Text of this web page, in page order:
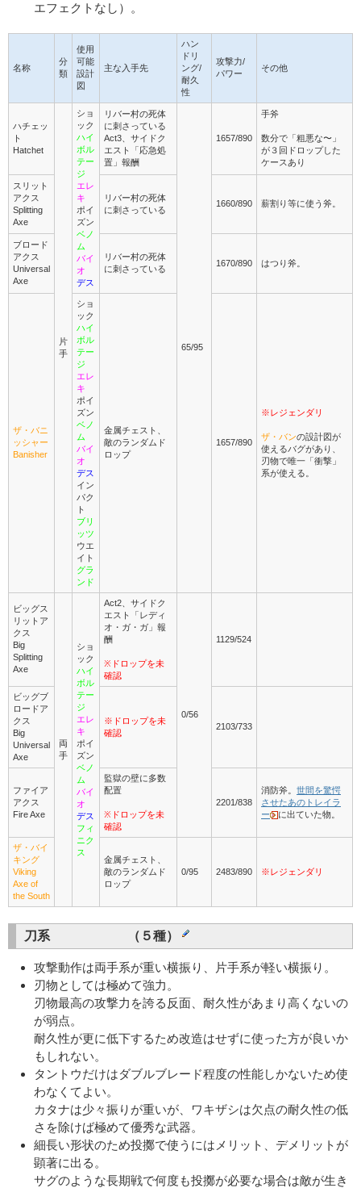
エフェクトなし）。
名称
分
類
使用
可能
設計
図
主な入手先
ハン
ドリ
ング/
耐久
性
攻撃力/
パワー
その他
ハチェッ
ト
Hatchet
片
手
ショ
ック
ハイ
ボル
テー
ジ
エレ
キ
ポイ
ズン
ベノ
ム
バイ
オ
デス
リバー村の死体
に刺さっている
Act3、サイドク
エスト「応急処
置」報酬
65/95
1657/890
手斧
数分で「粗悪な〜」
が３回ドロップした
ケースあり
スリット
アクス
Splitting
Axe
リバー村の死体
に刺さっている
1660/890 薪割り等に使う斧。
ブロード
アクス
Universal
Axe
リバー村の死体
に刺さっている
1670/890 はつり斧。
ザ・バニ
ッシャー
Banisher
ショ
ック
ハイ
ボル
テー
ジ
エレ
キ
ポイ
ズン
ベノ
ム
バイ
オ
デス
イン
パク
ト
ブリ
ッツ
ウエ
イト
グラ
ンド
金属チェスト、
敵のランダムド
ロップ
1657/890
※レジェンダリ
ザ・バンの設計図が
使えるバグがあり、
刃物で唯一「衝撃」
系が使える。
ビッグス
リットア
クス
Big
Splitting
Axe
両
手
ショ
ック
ハイ
ボル
テー
ジ
エレ
キ
ポイ
ズン
ベノ
ム
バイ
オ
デス
フィ
ニク
ス
Act2、サイドク
エスト「レディ
オ・ガ・ガ」報
酬
※ドロップを未
確認
0/56
1129/524
ビッグブ
ロードア
クス
Big
Universal
Axe
※ドロップを未
確認
2103/733
ファイア
アクス
Fire Axe
監獄の壁に多数
配置
※ドロップを未
確認
2201/838
消防斧。 世間を驚愕
させたあのトレイラ
ー
に出ていた物。
ザ・バイ
キング
Viking
Axe of
the South
金属チェスト、
敵のランダムド
ロップ
0/95 2483/890 ※レジェンダリ
刀系 （５種）
攻撃動作は両手系が重い横振り、片手系が軽い横振り。
刃物としては極めて強力。
刃物最高の攻撃力を誇る反面、耐久性があまり高くないの
が弱点。
耐久性が更に低下するため改造はせずに使った方が良いか
もしれない。
タントウだけはダブルブレード程度の性能しかないため使
わなくてよい。
カタナは少々振りが重いが、ワキザシは欠点の耐久性の低
さを除けば極めて優秀な武器。
細長い形状のため投擲で使うにはメリット、デメリットが
顕著に出る。
サグのような長期戦で何度も投擲が必要な場合は敵が生き